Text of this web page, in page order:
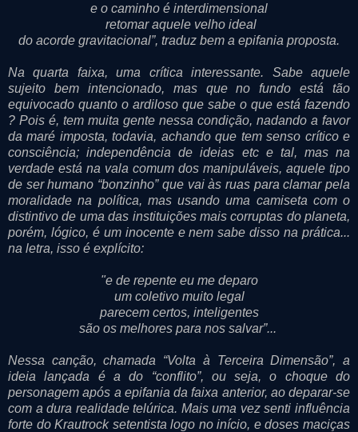
e o caminho é interdimensional
retomar aquele velho ideal
do acorde gravitacional”, traduz bem a epifania proposta.
Na quarta faixa, uma crítica interessante. Sabe aquele
sujeito bem intencionado, mas que no fundo está tão
equivocado quanto o ardiloso que sabe o que está fazendo
? Pois é, tem muita gente nessa condição, nadando a favor
da maré imposta, todavia, achando que tem senso crítico e
consciência; independência de ideias etc e tal, mas na
verdade está na vala comum dos manipuláveis, aquele tipo
de ser humano “bonzinho” que vai às ruas para clamar pela
moralidade na política, mas usando uma camiseta com o
distintivo de uma das instituições mais corruptas do planeta,
porém, lógico, é um inocente e nem sabe disso na prática...
na letra, isso é explícito:
"e de repente eu me deparo
um coletivo muito legal
parecem certos, inteligentes
são os melhores para nos salvar”...
Nessa canção, chamada “Volta à Terceira Dimensão”, a
ideia lançada é a do “conflito”, ou seja, o choque do
personagem após a epifania da faixa anterior, ao deparar-se
com a dura realidade telúrica. Mais uma vez senti influência
forte do Krautrock setentista logo no início, e doses maciças